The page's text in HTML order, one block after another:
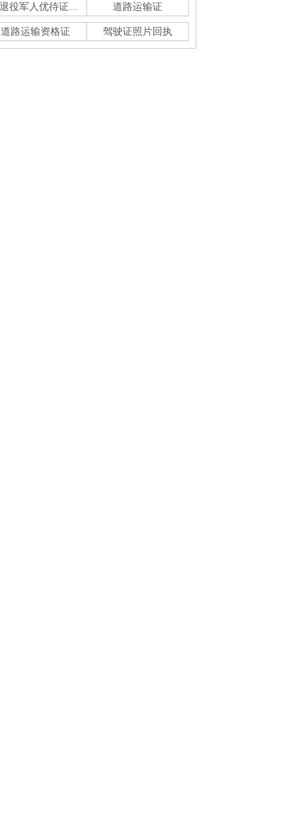
道路运输证
道路运输资格证 驾驶证照片回执